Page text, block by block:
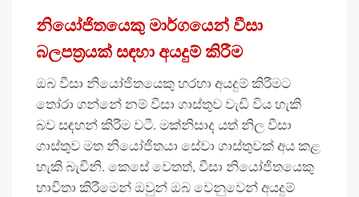
නියෝජිතයෙකු මාර්ගයෙන් වීසා
බලපත්‍රයක් සඳහා අයදුම් කිරීම
ඔබ වීසා නියෝජිතයෙකු හරහා අයදුම් කිරීමට
තෝරා ගන්නේ නම් වීසා ගාස්තුව වැඩි විය හැකි
බව සඳහන් කිරීම වටී. මක්නිසාද යත් නිල වීසා
ගාස්තුව මත නියෝජිතයා සේවා ගාස්තුවක් අය කළ
හැකි බැවිනි. කෙසේ වෙතත්, වීසා නියෝජිතයෙකු
භාවිතා කිරීමෙන් ඔවුන් ඔබ වෙනුවෙන් අයදුම්